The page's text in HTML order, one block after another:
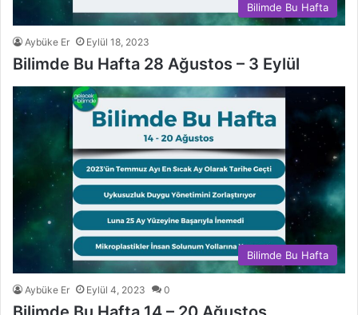
Bilimde Bu Hafta
Aybüke Er Eylül 18, 2023
Bilimde Bu Hafta 28 Ağustos – 3 Eylül
Bilimde Bu Hafta
Aybüke Er Eylül 4, 2023 0